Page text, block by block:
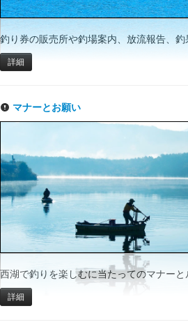
釣り券の販売所や釣場案内、放流報告、釣
詳細
マナーとお願い
西湖で釣りを楽しむに当たってのマナー
詳細